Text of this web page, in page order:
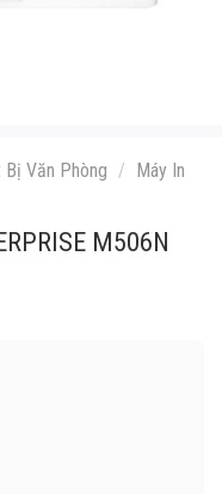
Bị Văn Phòng / Máy In
M506N